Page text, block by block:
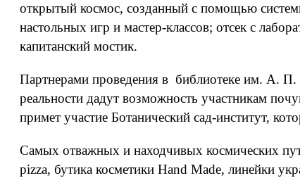
открытый космос, созданный с помощью
настольных игр и мастер-классов; отсек с
капитанский мостик.
Партнерами проведения в библиотеке им. А. П.
реальности дадут возможность участникам
примет участие Ботанический сад-институт,
Самых отважных и находчивых космических
pizza, бутика косметики Hand Made, линейки